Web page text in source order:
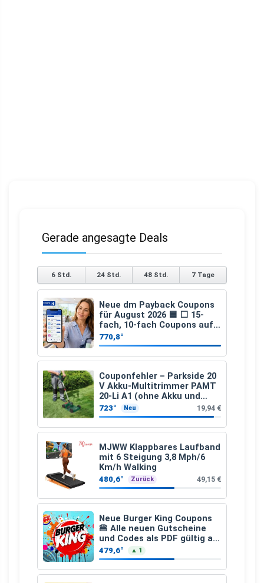
Gerade angesagte Deals
6 Std. 24 Std. 48 Std. 7 Tage
Neue dm Payback Coupons
für August 2026 🟦 ⬜ 15-
fach, 10-fach Coupons auf
den gesamten Einkauf ab 2
€
770,8°
Couponfehler – Parkside 20
V Akku-Multitrimmer PAMT
20-Li A1 (ohne Akku und
Ladegerät)
723° Neu 19,94 €
MJWW Klappbares Laufband
mit 6 Steigung 3,8 Mph/6
Km/h Walking
480,6° Zurück 49,15 €
Neue Burger King Coupons
🍔 Alle neuen Gutscheine
und Codes als PDF gültig ab
25.07.2026 bis 04.09.2026
479,6° ▲ 1